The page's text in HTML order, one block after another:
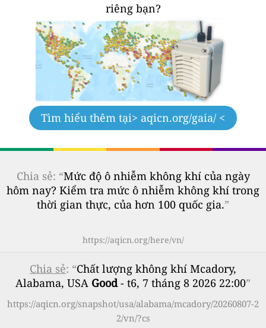
riêng bạn?
Tìm hiểu thêm tại> aqicn.org/gaia/ <
Chia sẻ: “Mức độ ô nhiễm không khí của ngày
hôm nay? Kiểm tra mức ô nhiễm không khí trong
thời gian thực, của hơn 100 quốc gia.”
https://aqicn.org/here/vn/
Chia sẻ: “Chất lượng không khí Mcadory,
Alabama, USA Good- t6, 7 tháng 8 2026 22:00”
https://aqicn.org/snapshot/usa/alabama/mcadory/20260807-2
2/vn/?cs